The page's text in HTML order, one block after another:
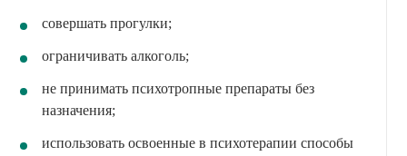
совершать прогулки;
ограничивать алкоголь;
не принимать психотропные препараты без
назначения;
использовать освоенные в психотерапии способы